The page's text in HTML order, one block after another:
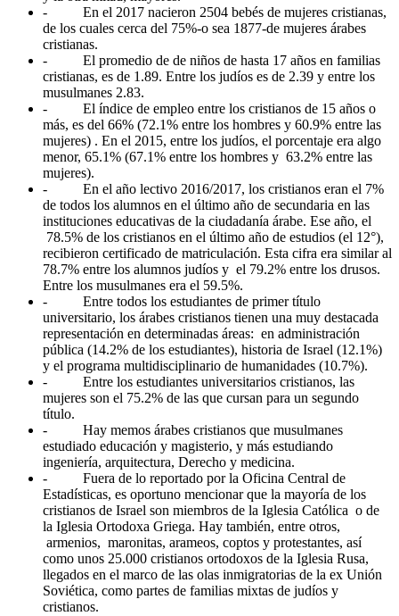
- En el 2017 nacieron 2504 bebés de mujeres cristianas,
de los cuales cerca del 75%-o sea 1877-de mujeres árabes
cristianas.
- El promedio de de niños de hasta 17 años en familias
cristianas, es de 1.89. Entre los judíos es de 2.39 y entre los
musulmanes 2.83.
- El índice de empleo entre los cristianos de 15 años o
más, es del 66% (72.1% entre los hombres y 60.9% entre las
mujeres) . En el 2015, entre los judíos, el porcentaje era algo
menor, 65.1% (67.1% entre los hombres y 63.2% entre las
mujeres).
- En el año lectivo 2016/2017, los cristianos eran el 7%
de todos los alumnos en el último año de secundaria en las
instituciones educativas de la ciudadanía árabe. Ese año, el
78.5% de los cristianos en el último año de estudios (el 12°),
recibieron certificado de matriculación. Esta cifra era similar al
78.7% entre los alumnos judíos y el 79.2% entre los drusos.
Entre los musulmanes era el 59.5%.
- Entre todos los estudiantes de primer título
universitario, los árabes cristianos tienen una muy destacada
representación en determinadas áreas: en administración
pública (14.2% de los estudiantes), historia de Israel (12.1%)
y el programa multidisciplinario de humanidades (10.7%).
- Entre los estudiantes universitarios cristianos, las
mujeres son el 75.2% de las que cursan para un segundo
título.
- Hay memos árabes cristianos que musulmanes
estudiado educación y magisterio, y más estudiando
ingeniería, arquitectura, Derecho y medicina.
- Fuera de lo reportado por la Oficina Central de
Estadísticas, es oportuno mencionar que la mayoría de los
cristianos de Israel son miembros de la Iglesia Católica o de
la Iglesia Ortodoxa Griega. Hay también, entre otros,
armenios, maronitas, arameos, coptos y protestantes, así
como unos 25.000 cristianos ortodoxos de la Iglesia Rusa,
llegados en el marco de las olas inmigratorias de la ex Unión
Soviética, como partes de familias mixtas de judíos y
cristianos.